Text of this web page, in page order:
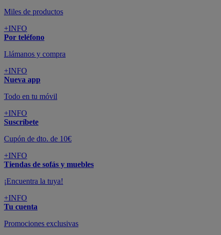
Miles de productos
+INFO
Por teléfono
Llámanos y compra
+INFO
Nueva app
Todo en tu móvil
+INFO
Suscríbete
Cupón de dto. de 10€
+INFO
Tiendas de sofás y muebles
¡Encuentra la tuya!
+INFO
Tu cuenta
Promociones exclusivas